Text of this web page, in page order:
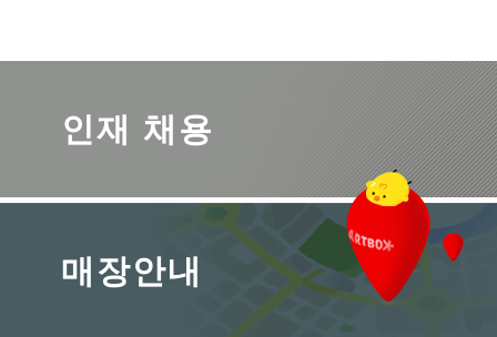
인재 채용
매장안내